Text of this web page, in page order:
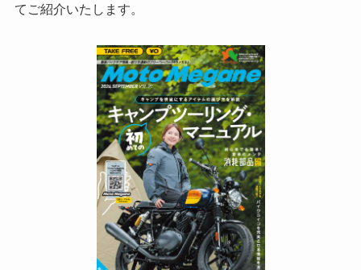
てご紹介いたします。